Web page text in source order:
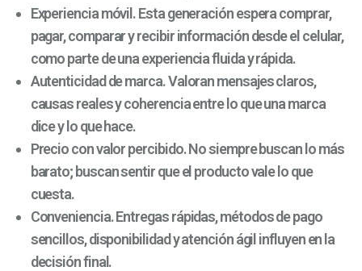
Experiencia móvil. Esta generación espera comprar,
pagar, comparar y recibir información desde el celular,
como parte de una experiencia fluida y rápida.
Autenticidad de marca. Valoran mensajes claros,
causas reales y coherencia entre lo que una marca
dice y lo que hace.
Precio con valor percibido. No siempre buscan lo más
barato; buscan sentir que el producto vale lo que
cuesta.
Conveniencia. Entregas rápidas, métodos de pago
sencillos, disponibilidad y atención ágil influyen en la
decisión final.